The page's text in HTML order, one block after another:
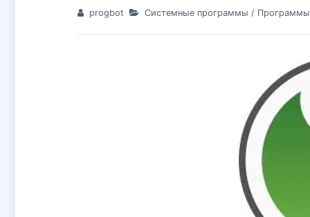
progbot Системные программы / Программы